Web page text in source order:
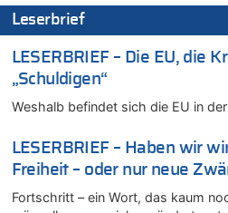
07.08.2026 - 20:57 von
Zweite Hitzewelle in diesem
07.08.2026 - 20:22 von
Zweite Hitzewelle in diesem
07.08.2026 - 20:11 von Noah
Zweite Hitzewelle in diesem
07.08.2026 - 19:52 von Hugo
In Belgien missachten zwei von
Tempolimit in 30er-Zonen –
07.08.2026 - 18:31 von Panda46
Leserbrief
LESERBRIEF – Die EU, die
„Schuldigen“
Weshalb befindet sich die EU in
LESERBRIEF – Haben wir
Freiheit – oder nur neue
Fortschritt – ein Wort, das kaum